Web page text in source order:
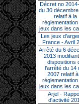
Décret no
du 30
relatif à la
réglementation
jeux dans les
Les jeux
France - Avril
Arrêté du 6
2013
dispositions
l’arrêté du 14
2007 relatif à
réglementation
jeux dans les
Arjel -
d'activité